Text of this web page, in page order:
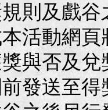
則及戲谷
活動網
與否及
發送至